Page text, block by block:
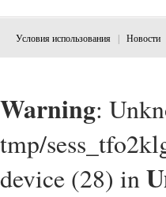
Условия использования Новости
Warning:
tmp/
device (28) in